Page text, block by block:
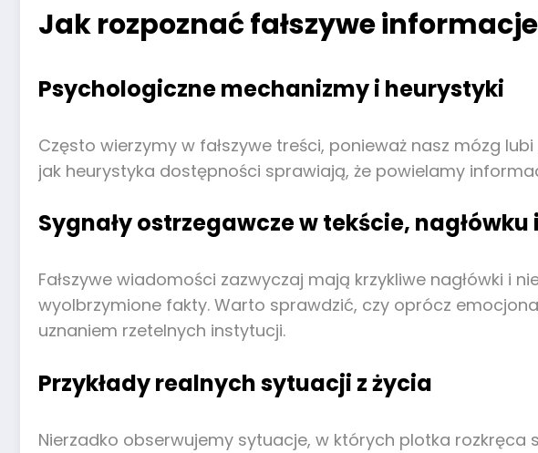
Jak rozpoznać fałszywe
Psychologiczne mechanizmy i heurystyki
Często wierzymy w fałszywe treści, ponieważ nasz mózg
jak heurystyka dostępności sprawiają, że powielamy
Sygnały ostrzegawcze w tekście, nagłówku
Fałszywe wiadomości zazwyczaj mają krzykliwe nagłówki i
wyolbrzymione fakty. Warto sprawdzić, czy oprócz
uznaniem rzetelnych instytucji.
Przykłady realnych sytuacji z życia
Nierzadko obserwujemy sytuacje, w których plotka